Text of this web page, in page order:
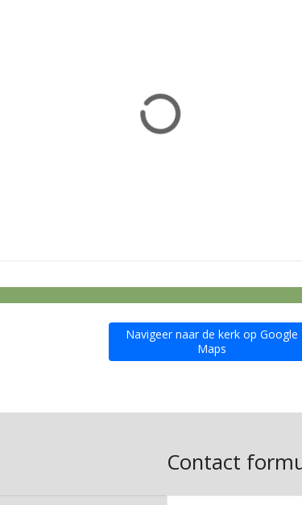
Navigeer naar de kerk op Google
Maps
Contact